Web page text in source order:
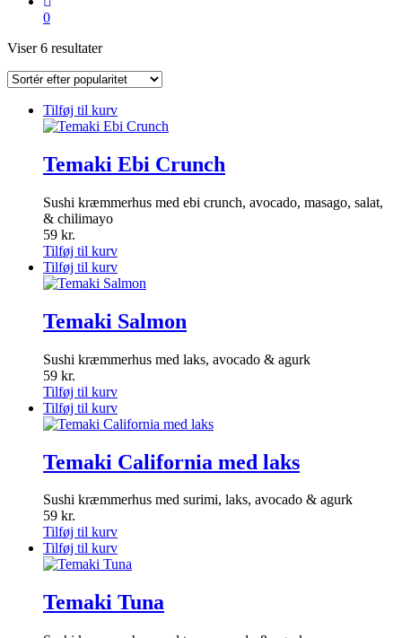
0
Viser 6 resultaterSorteret
popularitet
Tilføj til kurv
Temaki Ebi Crunch
Sushi kræmmerhus med ebi crunch, avocado, masago, salat,
& chilimayo
59 kr.
Tilføj til kurv
Tilføj til kurv
Temaki Salmon
Sushi kræmmerhus med laks, avocado & agurk
59 kr.
Tilføj til kurv
Tilføj til kurv
Temaki California med laks
Sushi kræmmerhus med surimi, laks, avocado & agurk
59 kr.
Tilføj til kurv
Tilføj til kurv
Temaki Tuna